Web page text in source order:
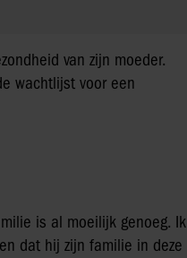
van zijn moeder.
wachtlijst voor een
is al moeilijk genoeg. Ik
dat hij zijn familie in deze